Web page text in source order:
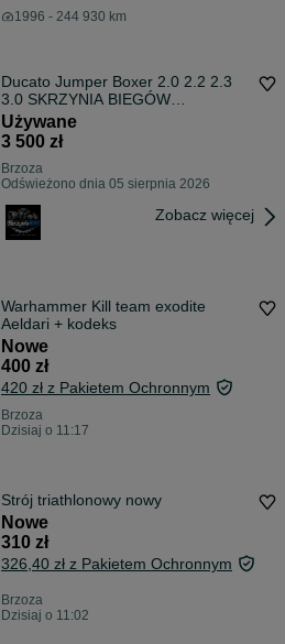
1996 - 244 930 km
Ducato Jumper Boxer 2.0 2.2 2.3
3.0 SKRZYNIA BIEGÓW
NIEREGENEROWANA
Używane
3 500 zł
Brzoza
Odświeżono dnia 05 sierpnia 2026
Zobacz więcej
Warhammer Kill team exodite
Aeldari + kodeks
Nowe
400 zł
420 zł z Pakietem Ochronnym
Brzoza
Dzisiaj o 11:17
Strój triathlonowy nowy
Nowe
310 zł
326,40 zł z Pakietem Ochronnym
Brzoza
Dzisiaj o 11:02